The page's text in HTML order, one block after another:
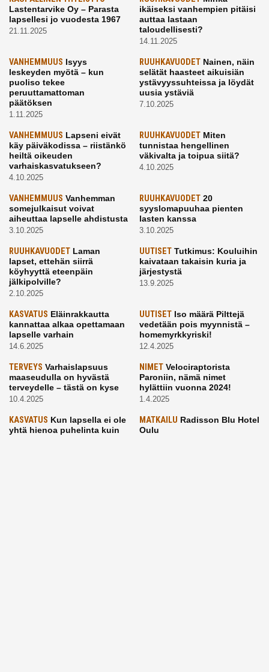
Lastentarvike Oy – Parasta
lapsellesi jo vuodesta 1967
21.11.2025
ikäiseksi vanhempien pitäisi
auttaa lastaan
taloudellisesti?
14.11.2025
VANHEMMUUS Isyys
leskeyden myötä – kun
puoliso tekee
peruuttamattoman
päätöksen
1.11.2025
RUUHKAVUODETNainen, näin
selätät haasteet aikuisiän
ystävyyssuhteissa ja löydät
uusia ystäviä
7.10.2025
VANHEMMUUS Lapseni eivät
käy päiväkodissa – riistänkö
heiltä oikeuden
varhaiskasvatukseen?
4.10.2025
RUUHKAVUODETMiten
tunnistaa hengellinen
väkivalta ja toipua siitä?
4.10.2025
VANHEMMUUS Vanhemman
somejulkaisut voivat
aiheuttaa lapselle ahdistusta
3.10.2025
RUUHKAVUODET20
syyslomapuuhaa pienten
lasten kanssa
3.10.2025
RUUHKAVUODET Laman
lapset, ettehän siirrä
köyhyyttä eteenpäin
jälkipolville?
2.10.2025
UUTISETTutkimus: Kouluihin
kaivataan takaisin kuria ja
järjestystä
13.9.2025
KASVATUS Eläinrakkautta
kannattaa alkaa opettamaan
lapselle varhain
14.6.2025
UUTISETIso määrä Pilttejä
vedetään pois myynnistä –
homemyrkkyriski!
12.4.2025
TERVEYS Varhaislapsuus
maaseudulla on hyvästä
terveydelle – tästä on kyse
10.4.2025
NIMETVelociraptorista
Paroniin, nämä nimet
hylättiin vuonna 2024!
1.4.2025
KASVATUS Kun lapsella ei ole
yhtä hienoa puhelinta kuin
MATKAILU Radisson Blu Hotel
Oulu